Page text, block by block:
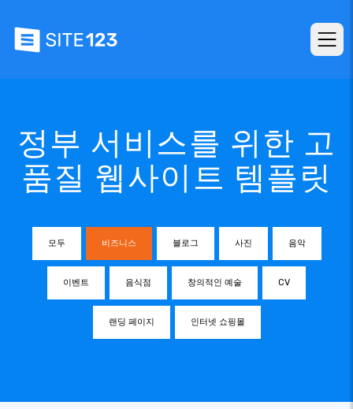
정부 서비스를 위한 고
품질 웹사이트 템플릿
모두 비즈니스 블로그 사진 음악
이벤트 음식점 창의적인 예술 CV
랜딩 페이지 인터넷 쇼핑몰